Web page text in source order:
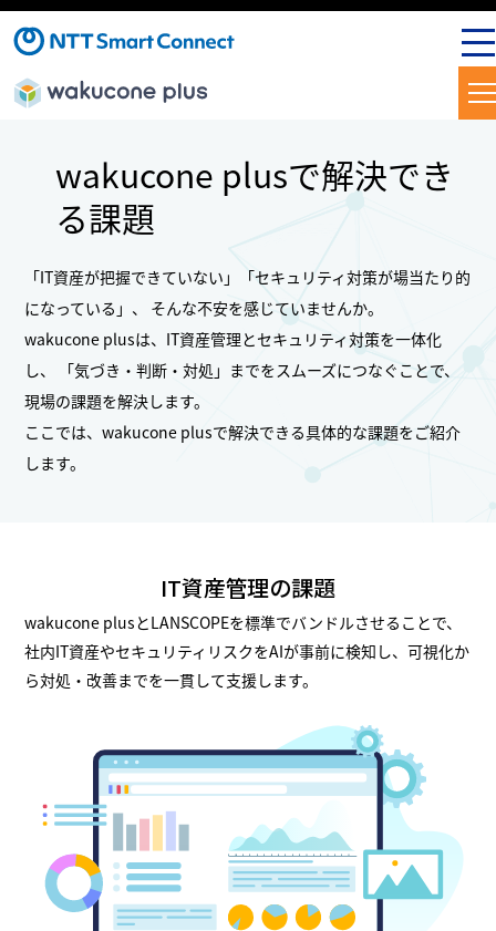
wakucone plusで解決でき
る課題
「IT資産が把握できていない」「セキュリティ対策が場当たり的
になっている」、 そんな不安を感じていませんか。
wakucone plusは、IT資産管理とセキュリティ対策を一体化
し、 「気づき・判断・対処」までをスムーズにつなぐことで、
現場の課題を解決します。
ここでは、wakucone plusで解決できる具体的な課題をご紹介
します。
IT資産管理の課題
wakucone plusとLANSCOPEを標準でバンドルさせることで、
社内IT資産やセキュリティリスクをAIが事前に検知し、可視化か
ら対処・改善までを一貫して支援します。